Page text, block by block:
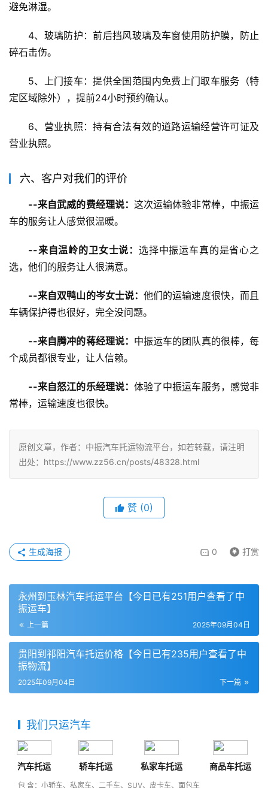
避免淋湿。
4、玻璃防护：前后挡风玻璃及车窗使用防护膜，防止
碎石击伤。
5、上门接车：提供全国范围内免费上门取车服务（特
定区域除外），提前24小时预约确认。
6、营业执照：持有合法有效的道路运输经营许可证及
营业执照。
六、客户对我们的评价
--来自武威的费经理说： 这次运输体验非常棒，中振运
车的服务让人感觉很温暖。
--来自温岭的卫女士说： 选择中振运车真的是省心之
选，他们的服务让人很满意。
--来自双鸭山的岑女士说：他们的运输速度很快，而且
车辆保护得也很好，完全没问题。
--来自腾冲的蒋经理说： 中振运车的团队真的很棒，每
个成员都很专业，让人信赖。
--来自怒江的乐经理说： 体验了中振运车服务，感觉非
常棒，运输速度也很快。
原创文章，作者：中振汽车托运物流平台，如若转载，请注明
出处：https://www.zz56.cn/posts/48328.html
赞 (0)
0 打赏
生成海报
永州到玉林汽车托运平台【今日已有251用户查看了中
振运车】
上一篇 2025年09月04日
贵阳到祁阳汽车托运价格【今日已有235用户查看了中
振物流】
下一篇
2025年09月04日
我们只运汽车
汽车托运 轿车托运 私家车托运 商品车托运
包 含：小轿车、私家车、二手车、SUV、皮卡车、面包车